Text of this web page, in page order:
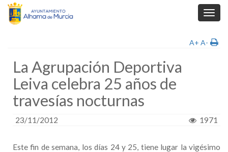
A+ A-
La Agrupación Deportiva
Leiva celebra 25 años de
travesías nocturnas
23/11/2012 1971
Este fin de semana, los días 24 y 25, tiene lugar la vigésimo